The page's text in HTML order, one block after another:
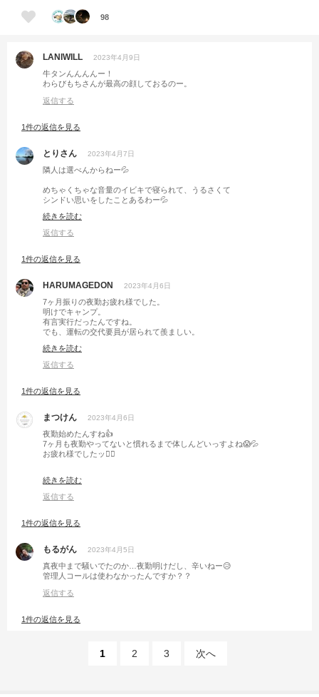
98
LANIWILL 2023年4月9日
牛タンんんんんー！
わらびもちさんが最高の顔しておるのー。
返信する
1件の返信を見る
とりさん 2023年4月7日
隣人は選べんからねー💦
めちゃくちゃな音量のイビキで寝られて、うるさくて
シンドい思いをしたことあるわー💦
運が悪かったなー😓
続きを読む
返信する
1件の返信を見る
HARUMAGEDON 2023年4月6日
7ヶ月振りの夜勤お疲れ様でした。
明けでキャンプ。
有言実行だったんですね。
でも、運転の交代要員が居られて羨ましい。
続きを読む
返信する
1件の返信を見る
まつけん 2023年4月6日
夜勤始めたんすね👍
7ヶ月も夜勤やってないと慣れるまで体しんどいっすよね😱💦
お疲れ様でしたッ🙋‍♂️
そして朝の景色ヤバいっすね🤩
続きを読む
返信する
1件の返信を見る
もるがん 2023年4月5日
真夜中まで騒いでたのか…夜勤明けだし、辛いねー😥
管理人コールは使わなかったんですか？？
返信する
1件の返信を見る
1 2 3 次へ